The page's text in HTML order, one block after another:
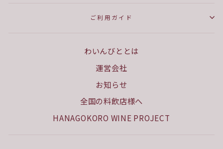
ご利用ガイド
わいんびととは
運営会社
お知らせ
全国の料飲店様へ
HANAGOKORO WINE PROJECT